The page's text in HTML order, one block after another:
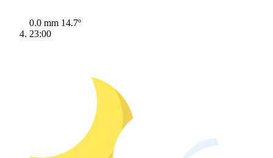
0.0 mm 14.7º
23:00